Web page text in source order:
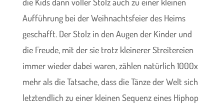
Aufführung bei der Weihnachtsfeier des Heims
geschafft. Der Stolz in den Augen der Kinder und
die Freude, mit der sie trotz kleinerer Streitereien
immer wieder dabei waren, zählen natürlich 1000x
mehr als die Tatsache, dass die Tänze der Welt sich
letztendlich zu einer kleinen Sequenz eines Hiphop